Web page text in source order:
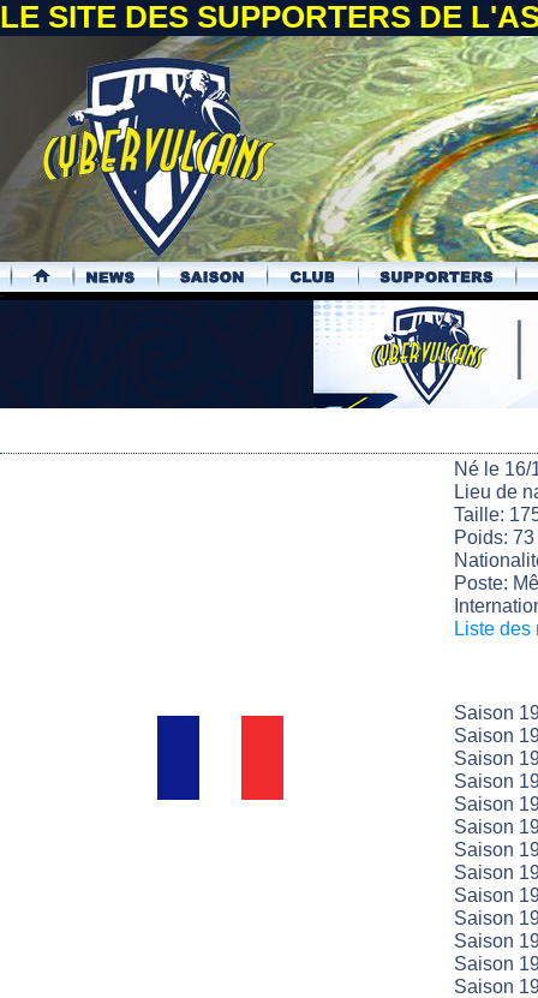
LE SITE DES SUPPORTERS DE
.
Né le 16/
Lieu de
Taille:
Poids:
Poste:
Liste des
Saison
Saison
Saison
Saison
Saison
Saison
Saison
Saison
Saison
Saison
Saison
Saison
Saison